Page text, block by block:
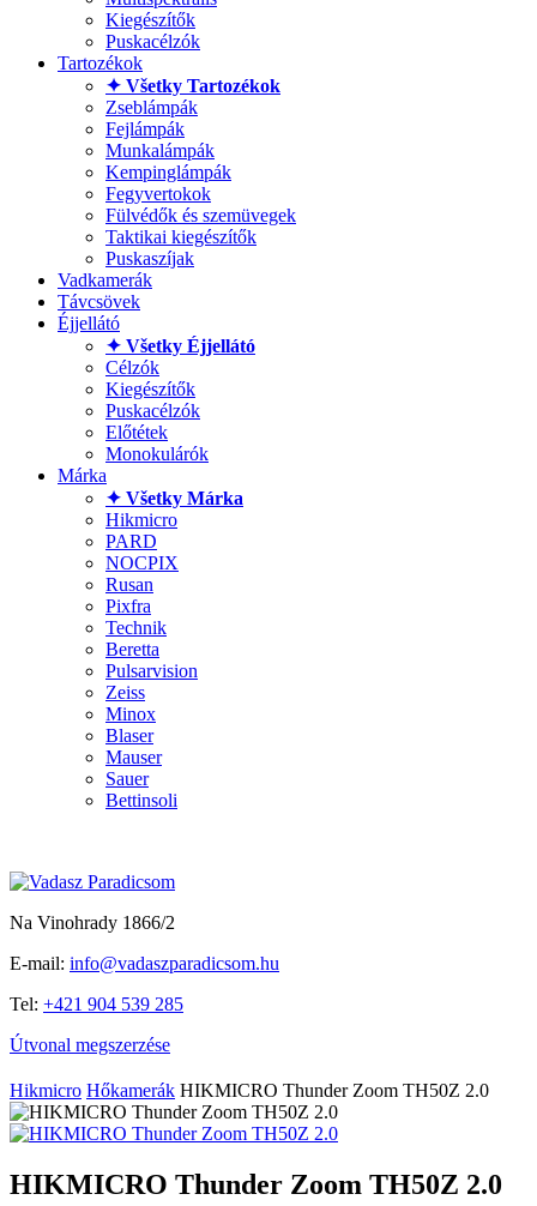
Kiegészítők
Puskacélzók
Tartozékok
✦ Všetky Tartozékok
Zseblámpák
Fejlámpák
Munkalámpák
Kempinglámpák
Fegyvertokok
Fülvédők és szemüvegek
Taktikai kiegészítők
Puskaszíjak
Vadkamerák
Távcsövek
Éjjellátó
✦ Všetky Éjjellátó
Célzók
Kiegészítők
Puskacélzók
Előtétek
Monokulárók
Márka
✦ Všetky Márka
Hikmicro
PARD
NOCPIX
Rusan
Pixfra
Technik
Beretta
Pulsarvision
Zeiss
Minox
Blaser
Mauser
Sauer
Bettinsoli
Na Vinohrady 1866/2
E-mail: info@vadaszparadicsom.hu
Tel: +421 904 539 285
Útvonal megszerzése
Hikmicro Hőkamerák HIKMICRO Thunder Zoom TH50Z 2.0
HIKMICRO Thunder Zoom TH50Z 2.0